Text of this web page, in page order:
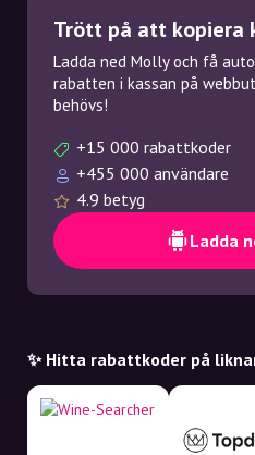
Trött på att kopiera
Ladda ned Molly och få
rabatten i kassan på
behövs!
+15 000 rabattkoder
+455 000 användare
4.9 betyg
Ladda
✨ Hitta rabattkoder på